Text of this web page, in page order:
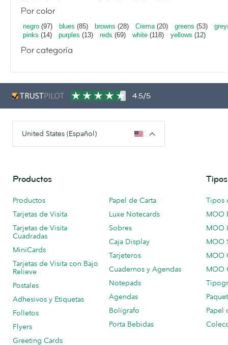
Por color
negro (97) blues (85) browns (28) Crema(20) greens (53)
pinks (14) purples (13) reds (69) white (118) yellows (12)
Por categoría
4.5/5
United States (Español)
Productos
Productos
Tarjetas de Visita
Tarjetas de Visita
Cuadradas
MiniCards
Tarjetas de Visita con Bajo
Relieve
Postales
Adhesivos y Etiquetas
Folletos
Flyers
Greeting Cards
Papel de Carta
Luxe Notecards
Sobres
Caja Display
Tarjeteros
Cuadernos y Agendas
Notepads
Agendas
Bolígrafo
Porta Bebidas
Tipos
MOO
MOO
MOO
MOO
MOO
Papel